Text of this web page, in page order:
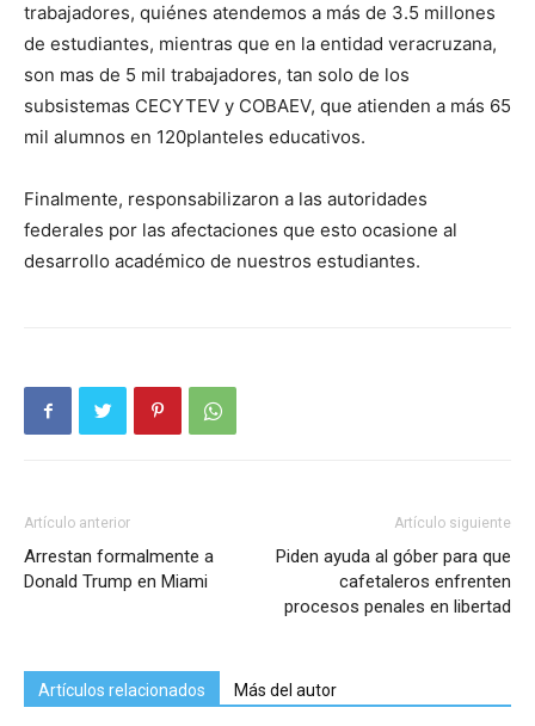
trabajadores, quiénes atendemos a más de 3.5 millones
de estudiantes, mientras que en la entidad veracruzana,
son mas de 5 mil trabajadores, tan solo de los
subsistemas CECYTEV y COBAEV, que atienden a más 65
mil alumnos en 120planteles educativos.
Finalmente, responsabilizaron a las autoridades
federales por las afectaciones que esto ocasione al
desarrollo académico de nuestros estudiantes.
Artículo anterior
Arrestan formalmente a
Donald Trump en Miami
Artículo siguiente
Piden ayuda al góber para que
cafetaleros enfrenten
procesos penales en libertad
Artículos relacionados Más del autor